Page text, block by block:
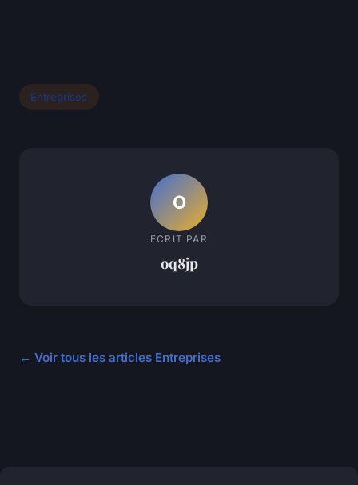
Entreprises
O
ECRIT PAR
oq8jp
← Voir tous les articles Entreprises